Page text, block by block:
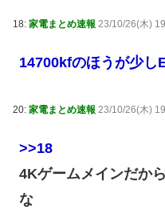
18: 家電まとめ速報 23/10/26(木)
14700kfのほうが少し
20: 家電まとめ速報 23/10/26(木)
>>18
4Kゲームメインだか
な